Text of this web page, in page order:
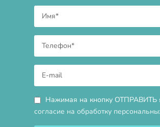
Нажимая на кнопку ОТПРАВИТЬ
согласие на обработку